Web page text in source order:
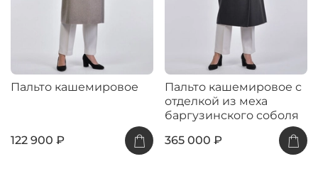
Пальто кашемировое
122 900 ₽
Пальто кашемировое с
отделкой из меха
баргузинского соболя
365 000 ₽